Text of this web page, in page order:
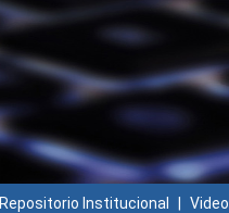
Repositorio Institucional